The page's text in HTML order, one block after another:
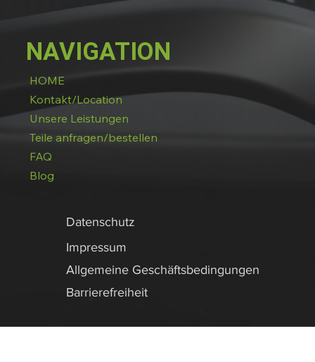
Datenschutz
Impressum
Allgemeine Geschäftsbedingungen
Barrierefreiheit
NAVIGATION
HOME
Kontakt/Location
Unsere Leistungen
Teile anfragen/bestellen
FAQ
Blog